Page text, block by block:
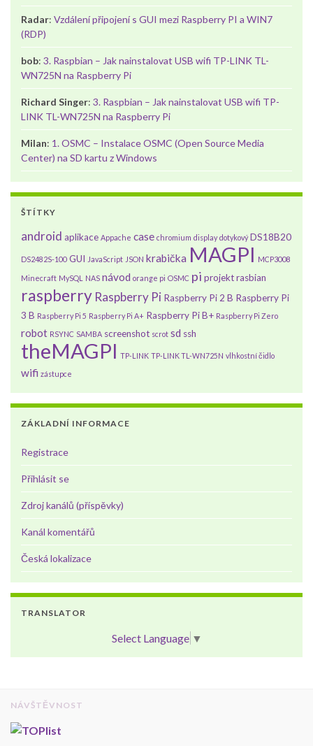
Radar: Vzdálení připojení s GUI mezi Raspberry PI a WIN7
(RDP)
bob: 3. Raspbian – Jak nainstalovat USB wifi TP-LINK TL-
WN725N na Raspberry Pi
Richard Singer: 3. Raspbian – Jak nainstalovat USB wifi TP-
LINK TL-WN725N na Raspberry Pi
Milan: 1. OSMC – Instalace OSMC (Open Source Media
Center) na SD kartu z Windows
ŠTÍTKY
android aplikace Appache case chromium display dotykový DS18B20
DS2482S-100 GUI JavaScript JSON krabička MAGPI MCP3008
Minecraft MySQL NAS návod orange pi OSMC pi projektrasbian
raspberry Raspberry Pi Raspberry Pi 2 B Raspberry Pi
3 B Raspberry Pi 5 Raspberry Pi A+ Raspberry Pi B+ Raspberry Pi Zero
robot RSYNC SAMBA screenshot scrot sd ssh
theMAGPI TP-LINK TP-LINK TL-WN725N vlhkostní čidlo
wifi zástupce
ZÁKLADNÍ INFORMACE
Registrace
Přihlásit se
Zdroj kanálů (příspěvky)
Kanál komentářů
Česká lokalizace
TRANSLATOR
Select Language ▼
NÁVŠTĚVNOST